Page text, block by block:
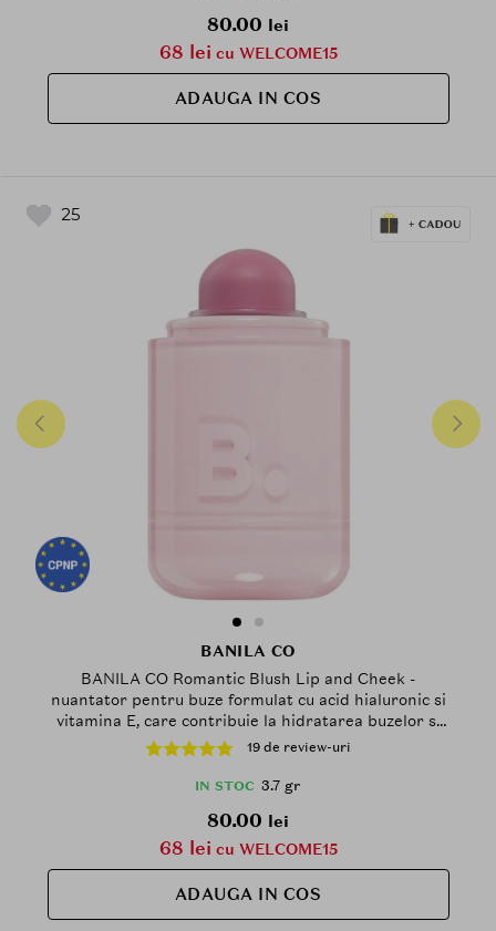
80.00 lei
68 lei cu WELCOME15
ADAUGA IN COS
25
BANILA CO
BANILA CO Romantic Blush Lip and Cheek -
nuantator pentru buze formulat cu acid hialuronic si
vitamina E, care contribuie la hidratarea buzelor si
obrajilor si la mentinerea confortului pe parcursul
zilei - 3.7 gr - 01 Dear Bunny
19 de review-uri
IN STOC 3.7 gr
80.00 lei
68 lei cu WELCOME15
ADAUGA IN COS